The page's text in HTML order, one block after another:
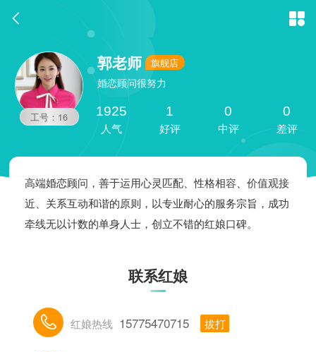

工号：16
郭老师 旗舰店
婚恋顾问很努力
1925
人气
1
好评
0
中评
0
差评
高端婚恋顾问，善于运用心灵匹配、性格相容、价值观接
近、关系互动和谐的原则，以专业耐心的服务宗旨，成功
牵线无以计数的单身人士，创立不错的红娘口碑。
联系红娘
 红娘热线 15775470715 拔打
